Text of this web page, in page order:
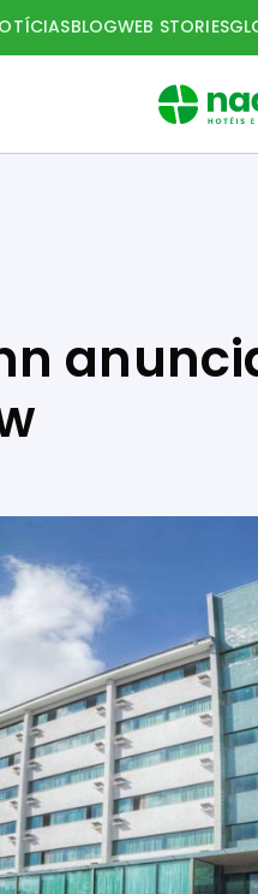
BLOGWEB STORIES